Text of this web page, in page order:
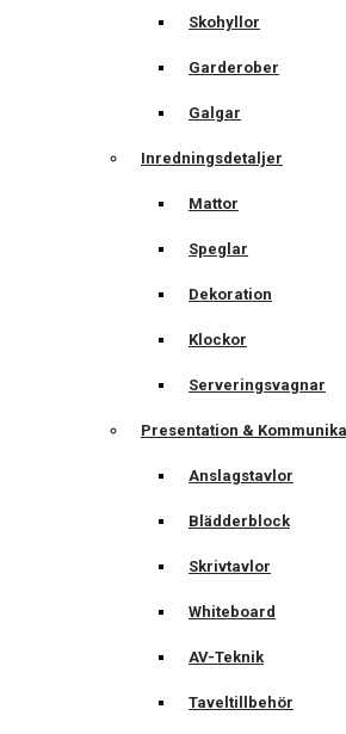
Skohyllor
Garderober
Galgar
Inredningsdetaljer
Mattor
Speglar
Dekoration
Klockor
Serveringsvagnar
Presentation &
Anslagstavlor
Blädderblock
Skrivtavlor
Whiteboard
AV-Teknik
Taveltillbehör